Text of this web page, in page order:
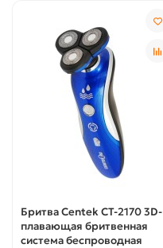
Бритва Centek CT-2170 3D-
плавающая бритвенная
система беспроводная